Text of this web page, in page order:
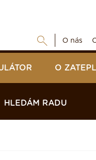
O nás
O
HLEDÁM RADU